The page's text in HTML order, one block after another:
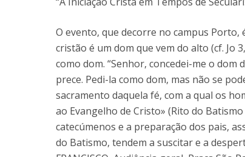
Centros de Investigação
O evento, que decorre no campus Porto,
cristão é um dom que vem do alto (cf. Jo
como dom. “Senhor, concedei-me o dom
prece. Pedi-la como dom, mas não se
sacramento daquela fé, com a qual os
ao Evangelho de Cristo» (Rito do
catecúmenos e a preparação dos pais,
do Batismo, tendem a suscitar e a